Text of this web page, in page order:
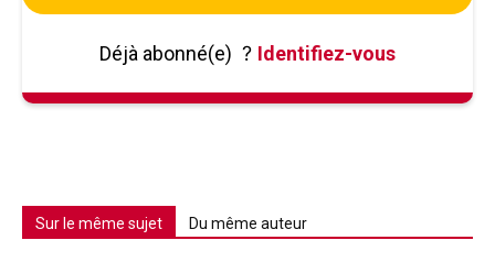
Déjà abonné(e) ? Identifiez-vous
Sur le même sujet Du même auteur